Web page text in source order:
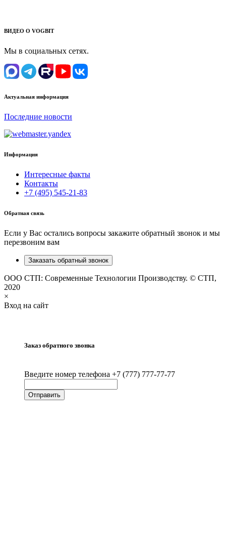
ВИДЕО О VOGBIT
Мы в социальных сетях.
Актуальная информация
Последние новости
Информация
Интересные факты
Контакты
+7 (495) 545-21-83
Обратная связь
Если у Вас остались вопросы закажите обратный звонок и мы
перезвоним вам
Заказать обратный звонок
ООО СТП: Современные Технологии Производству. © СТП,
2020
×
Вход на сайт
Заказ обратного звонка
Введите номер телефона +7 (777) 777-77-77
Отправить